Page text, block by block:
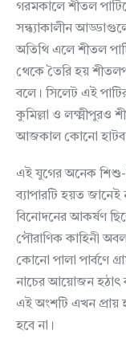
গরমকালে শীতল
সন্ধ্যাকালীন
অতিথি এলে শীতল
থেকে তৈরি হয়
বলে। সিলেট এই
কুমিল্লা ও লক্ষ্মীপুরও
আজকাল কোনো
এই যুগের অনেক শিশু-
ব্যাপারটি হয়ত
বিনোদনের আকর্ষণ
পৌরাণিক কাহিনী
কোনো পালা পার্বণে
নাচের আয়োজন হঠাৎ
এই অংশটি এখন প্রায়
হবে না।